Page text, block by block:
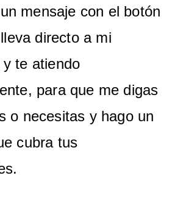
mensaje con el botón
directo a mi
te atiendo
para que me digas
o necesitas y hago un
cubra tus